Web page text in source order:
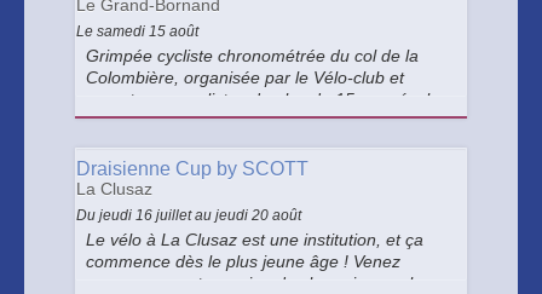
Le Grand-Bornand
Le samedi 15 août
Grimpée cycliste chronométrée du col de la
Colombière, organisée par le Vélo-club et
ouverte aux cyclistes de plus de 15 ans révolu.
12km, 660m de dénivelé (5,9 %).
Draisienne Cup by SCOTT
La Clusaz
Du jeudi 16 juillet au jeudi 20 août
Le vélo à La Clusaz est une institution, et ça
commence dès le plus jeune âge ! Venez
encourager votre graine de champion sur la